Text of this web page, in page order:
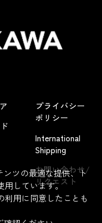
プライバシー
ポリシー
International
Shipping
お問い合わせ/
リクエスト
ツの最適な提供、ト
用しています。
用に同意したことも